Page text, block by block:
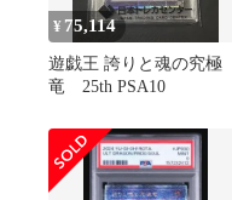
¥ 75,114
遊戯王 誇りと魂の究極
竜 25th PSA10